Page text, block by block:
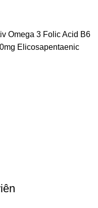
Omega 3 Folic Acid B6
Elicosapentaenic